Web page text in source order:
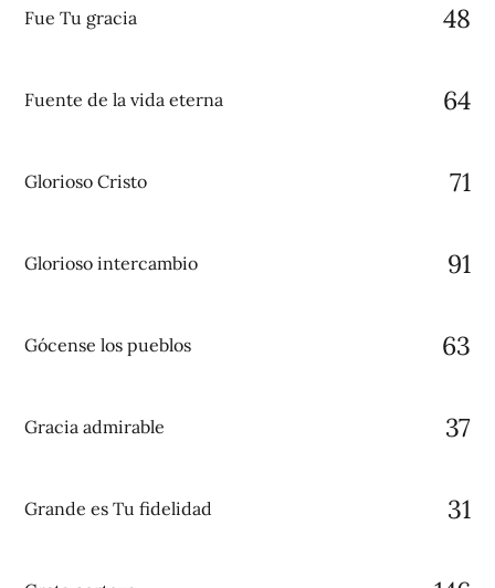
Fue Tu gracia 48
Fuente de la vida eterna 64
Glorioso Cristo 71
Glorioso intercambio 91
Gócense los pueblos 63
Gracia admirable 37
Grande es Tu fidelidad 31